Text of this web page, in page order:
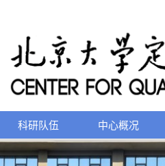
科研队伍 中心概况